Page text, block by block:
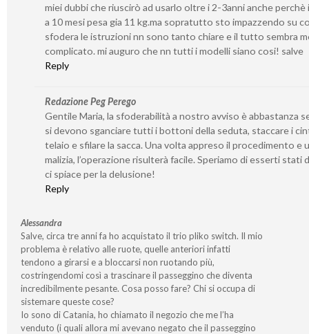
miei dubbi che riuscirò ad usarlo oltre i 2-3anni anche perchè
a 10 mesi pesa gia 11 kg.ma sopratutto sto impazzendo su
sfodera le istruzioni nn sono tanto chiare e il tutto sembra
complicato. mi auguro che nn tutti i modelli siano cosi! salve
Reply
Redazione Peg Perego
Gentile Maria, la sfoderabilità a nostro avviso è abbastanza
si devono sganciare tutti i bottoni della seduta, staccare i
telaio e sfilare la sacca. Una volta appreso il procedimento e
malizia, l’operazione risulterà facile. Speriamo di esserti stati
ci spiace per la delusione!
Reply
Alessandra
Salve, circa tre anni fa ho acquistato il trio pliko switch. Il mio
problema è relativo alle ruote, quelle anteriori infatti
tendono a girarsi e a bloccarsi non ruotando più,
costringendomi così a trascinare il passeggino che diventa
incredibilmente pesante. Cosa posso fare? Chi si occupa di
sistemare queste cose?
Io sono di Catania, ho chiamato il negozio che me l’ha
venduto (i quali allora mi avevano negato che il passeggino